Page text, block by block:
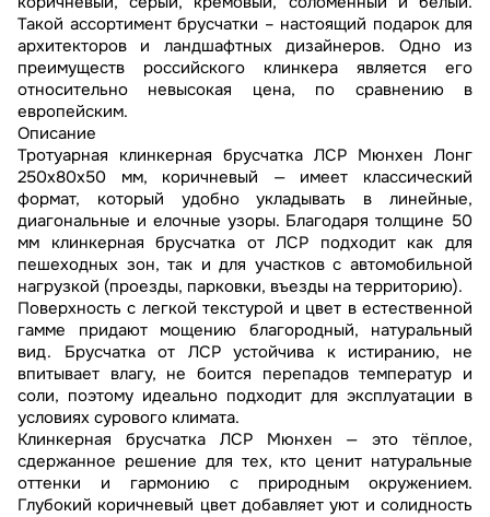
Такой ассортимент брусчатки – настоящий подарок для
архитекторов и ландшафтных дизайнеров. Одно из
преимуществ российского клинкера является его
относительно невысокая цена, по сравнению в
европейским.
Описание
Тротуарная клинкерная брусчатка ЛСР Мюнхен Лонг
250х80х50 мм, коричневый — имеет классический
формат, который удобно укладывать в линейные,
диагональные и елочные узоры. Благодаря толщине 50
мм клинкерная брусчатка от ЛСР подходит как для
пешеходных зон, так и для участков с автомобильной
нагрузкой (проезды, парковки, въезды на территорию).
Поверхность с легкой текстурой и цвет в естественной
гамме придают мощению благородный, натуральный
вид. Брусчатка от ЛСР устойчива к истиранию, не
впитывает влагу, не боится перепадов температур и
соли, поэтому идеально подходит для эксплуатации в
условиях сурового климата.
Клинкерная брусчатка ЛСР Мюнхен — это тёплое,
сдержанное решение для тех, кто ценит натуральные
оттенки и гармонию с природным окружением.
Глубокий коричневый цвет добавляет уют и солидность